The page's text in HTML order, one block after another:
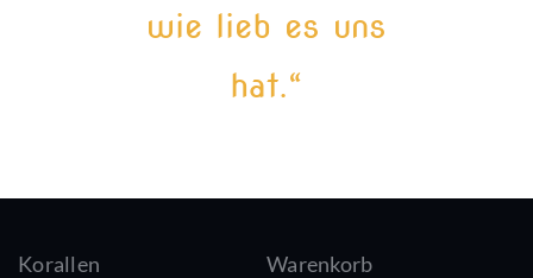
wie lieb es uns
hat.“
Korallen
Warenkorb